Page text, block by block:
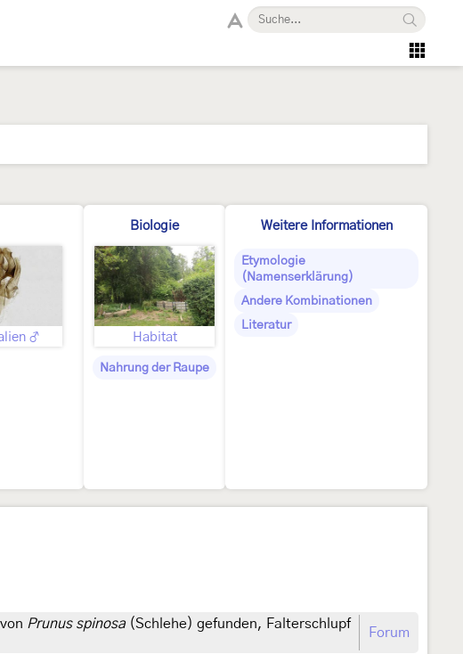
♂
Biologie
Habitat
Nahrung der Raupe
Weitere Informationen
Etymologie
(Namenserklärung)
Andere Kombinationen
Literatur
Prunus spinosa(Schlehe) gefunden, Falterschlupf
Forum